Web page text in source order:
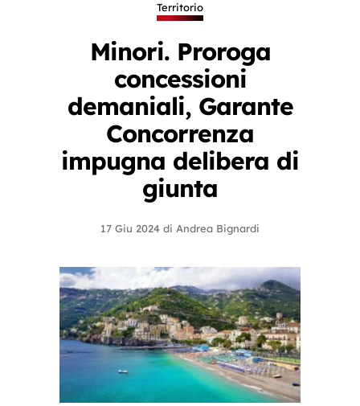
Territorio
Minori. Proroga
concessioni
demaniali, Garante
Concorrenza
impugna delibera di
giunta
17 Giu 2024 di Andrea Bignardi